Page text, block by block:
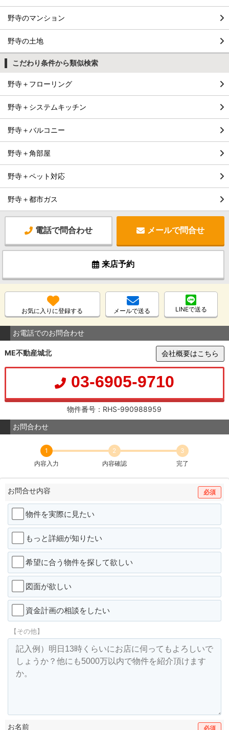
野寺のマンション
野寺の土地
こだわり条件から類似検索
野寺＋フローリング
野寺＋システムキッチン
野寺＋バルコニー
野寺＋角部屋
野寺＋ペット対応
野寺＋都市ガス
電話で問合わせ メールで問合せ
来店予約
お気に入りに登録する メールで送る LINEで送る
お電話でのお問合わせ
ME不動産城北 会社概要はこちら
03-6905-9710
物件番号：RHS-990988959
お問合わせ
1
内容入力
2
内容確認
3
完了
お問合せ内容 必須
物件を実際に見たい
もっと詳細が知りたい
希望に合う物件を探して欲しい
図面が欲しい
資金計画の相談をしたい
【その他】
お名前 必須